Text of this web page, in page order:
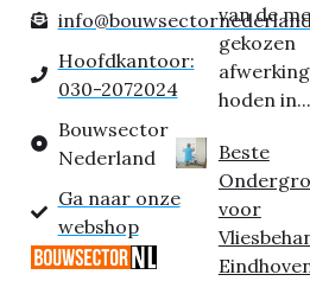
Hoofdkantoor:
030-2072024
Bouwsector
Nederland
Ga naar onze
webshop
van de
gekozen
hoden in...
Beste
voor